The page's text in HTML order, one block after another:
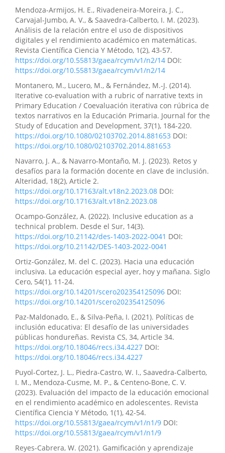
César Iván Casanova-Villalba, Maybelline Jaqueline
Herrera-Sánchez, Alison Tamara Boada-Tobar, Luis
Andrés Páez-Puente (2025)
Competencias investigativas y producción científica
en estudiantes universitarios de ciencias sociales y
educación. Revista Científica Enfoques del
10.55813/gaea/revistacec/v2/n4/46
Mendoza-Armijos, H. E., Rivadeneira-Moreira, J. C.,
Carvajal-Jumbo, A. V., & Saavedra-Calberto, I. M. (2023).
Análisis de la relación entre el uso de dispositivos
digitales y el rendimiento académico en matemáticas.
Revista Científica Ciencia Y Método, 1(2), 43-57.
https://doi.org/10.55813/gaea/rcym/v1/n2/14 DOI:
https://doi.org/10.55813/gaea/rcym/v1/n2/14
Montanero, M., Lucero, M., & Fernández, M.-J. (2014).
Iterative co-evaluation with a rubric of narrative texts in
Primary Education / Coevaluación iterativa con rúbrica de
textos narrativos en la Educación Primaria. Journal for the
Study of Education and Development, 37(1), 184-220.
https://doi.org/10.1080/02103702.2014.881653 DOI:
https://doi.org/10.1080/02103702.2014.881653
Navarro, J. A., & Navarro-Montaño, M. J. (2023). Retos y
desafíos para la formación docente en clave de inclusión.
Alteridad, 18(2), Article 2.
https://doi.org/10.17163/alt.v18n2.2023.08 DOI:
https://doi.org/10.17163/alt.v18n2.2023.08
Ocampo-González, A. (2022). Inclusive education as a
technical problem. Desde el Sur, 14(3).
https://doi.org/10.21142/des-1403-2022-0041 DOI:
https://doi.org/10.21142/DES-1403-2022-0041
Ortiz-González, M. del C. (2023). Hacia una educación
inclusiva. La educación especial ayer, hoy y mañana. Siglo
Cero, 54(1), 11-24.
https://doi.org/10.14201/scero202354125096 DOI:
https://doi.org/10.14201/scero202354125096
Paz-Maldonado, E., & Silva-Peña, I. (2021). Políticas de
inclusión educativa: El desafío de las universidades
públicas hondureñas. Revista CS, 34, Article 34.
https://doi.org/10.18046/recs.i34.4227 DOI:
https://doi.org/10.18046/recs.i34.4227
Puyol-Cortez, J. L., Piedra-Castro, W. I., Saavedra-Calberto,
I. M., Mendoza-Cusme, M. P., & Centeno-Bone, C. V.
(2023). Evaluación del impacto de la educación emocional
en el rendimiento académico en adolescentes. Revista
Científica Ciencia Y Método, 1(1), 42-54.
https://doi.org/10.55813/gaea/rcym/v1/n1/9 DOI:
https://doi.org/10.55813/gaea/rcym/v1/n1/9
Reyes-Cabrera, W. (2021). Gamificación y aprendizaje